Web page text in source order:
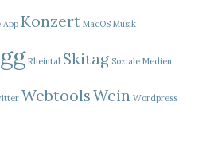
App Konzert MacOS Musik
Rheintal Skitag Soziale Medien
WebtoolsWein Wordpress